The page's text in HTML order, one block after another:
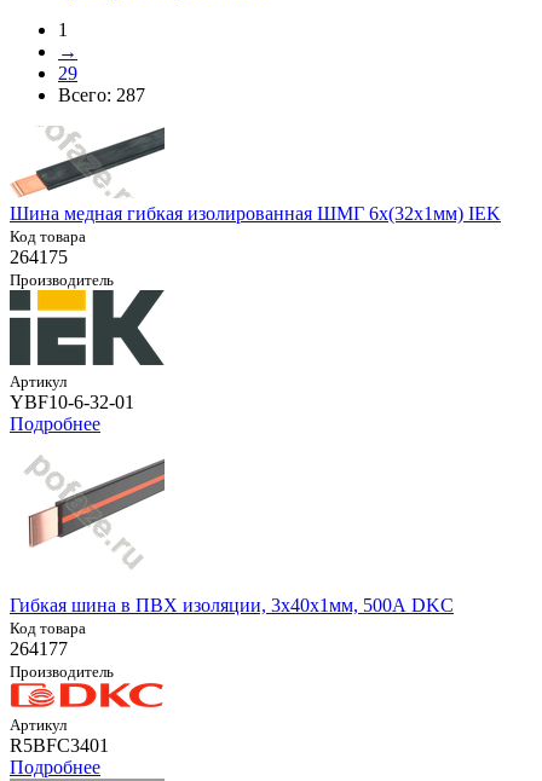
1
→
29
Всего: 287
Шина медная гибкая изолированная ШМГ 6х(32х1мм) IEK
Код товара
264175
Производитель
Артикул
YBF10-6-32-01
Подробнее
Гибкая шина в ПВХ изоляции, 3x40x1мм, 500А DKC
Код товара
264177
Производитель
Артикул
R5BFC3401
Подробнее